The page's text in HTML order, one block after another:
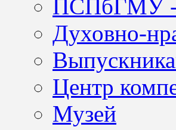
ПСПбГМУ -
Духовно-
Центр
Музей